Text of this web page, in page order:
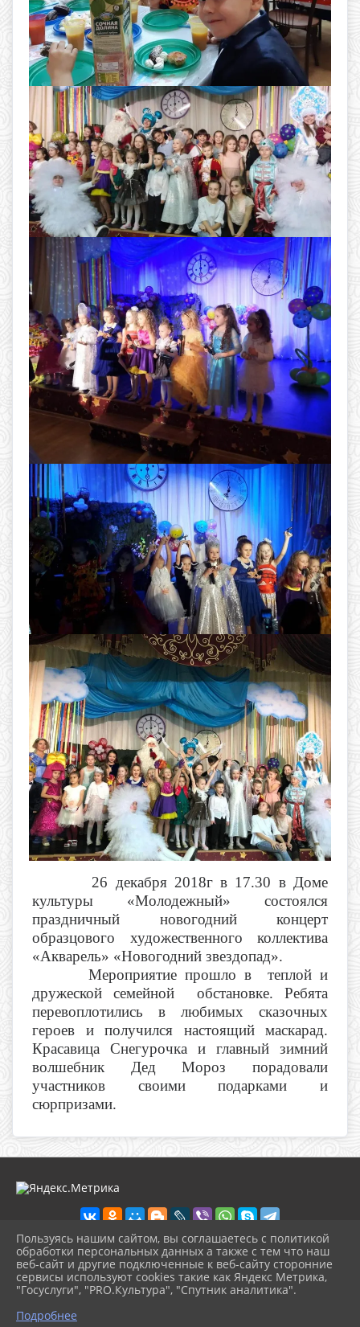
26 декабря 2018г в 17.30 в Доме
культуры «Молодежный» состоялся
праздничный новогодний концерт
образцового художественного коллектива
«Акварель» «Новогодний звездопад».
Мероприятие прошло в теплой и
дружеской семейной обстановке. Ребята
перевоплотились в любимых сказочных
героев и получился настоящий маскарад.
Красавица Снегурочка и главный зимний
волшебник Дед Мороз порадовали
участников своими подарками и
сюрпризами.
2026 г. anapadkm.anapa-kult.ru
Вход
Карта сайта
Политика обработки персональных данных
Пользуясь нашим сайтом, вы соглашаетесь с политикой
обработки персональных данных а также с тем что наш
веб-сайт и другие подключенные к веб-сайту сторонние
сервисы используют cookies такие как Яндекс Метрика,
"Госуслуги", "PRO.Культура", "Спутник аналитика".
Подробнее